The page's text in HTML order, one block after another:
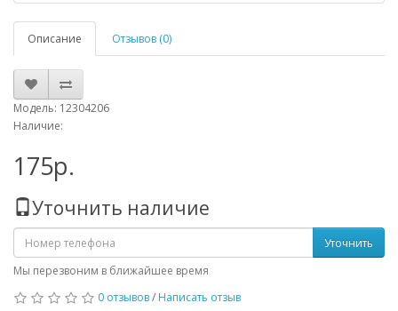
Описание Отзывов (0)
Модель: 12304206
Наличие:
175р.
Уточнить наличие
Уточнить
Мы перезвоним в ближайшее время
0 отзывов/ Написать отзыв